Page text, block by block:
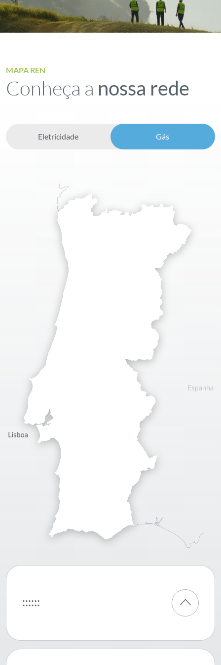
MAPA REN
Conheça a nossa rede
Eletricidade Gás
::::::
::::::